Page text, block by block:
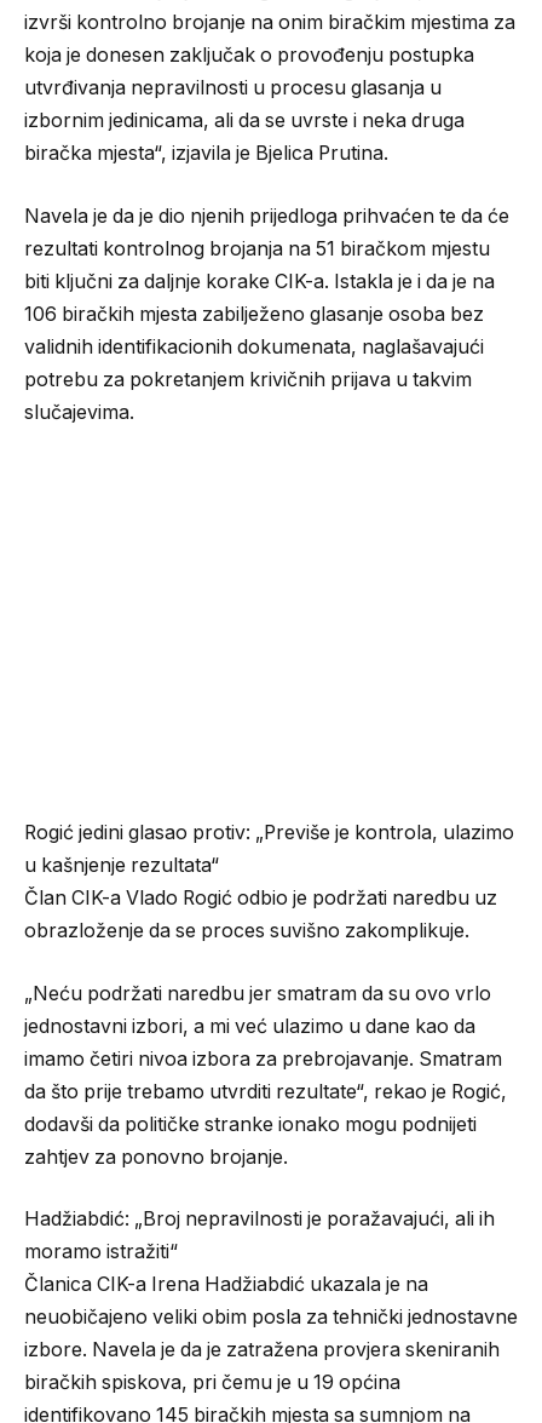
izvrši kontrolno brojanje na onim biračkim mjestima za
koja je donesen zaključak o provođenju postupka
utvrđivanja nepravilnosti u procesu glasanja u
izbornim jedinicama, ali da se uvrste i neka druga
biračka mjesta“, izjavila je Bjelica Prutina.
Navela je da je dio njenih prijedloga prihvaćen te da će
rezultati kontrolnog brojanja na 51 biračkom mjestu
biti ključni za daljnje korake CIK-a. Istakla je i da je na
106 biračkih mjesta zabilježeno glasanje osoba bez
validnih identifikacionih dokumenata, naglašavajući
potrebu za pokretanjem krivičnih prijava u takvim
slučajevima.
Rogić jedini glasao protiv: „Previše je kontrola, ulazimo
u kašnjenje rezultata“
Član CIK-a Vlado Rogić odbio je podržati naredbu uz
obrazloženje da se proces suvišno zakomplikuje.
„Neću podržati naredbu jer smatram da su ovo vrlo
jednostavni izbori, a mi već ulazimo u dane kao da
imamo četiri nivoa izbora za prebrojavanje. Smatram
da što prije trebamo utvrditi rezultate“, rekao je Rogić,
dodavši da političke stranke ionako mogu podnijeti
zahtjev za ponovno brojanje.
Hadžiabdić: „Broj nepravilnosti je poražavajući, ali ih
moramo istražiti“
Članica CIK-a Irena Hadžiabdić ukazala je na
neuobičajeno veliki obim posla za tehnički jednostavne
izbore. Navela je da je zatražena provjera skeniranih
biračkih spiskova, pri čemu je u 19 općina
identifikovano 145 biračkih mjesta sa sumnjom na